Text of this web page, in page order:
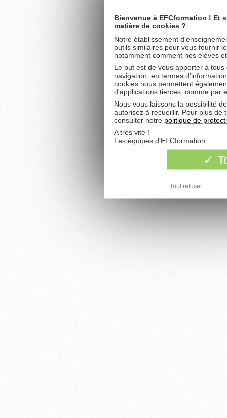
Bienvenue à EFCformation ! Et
matière de cookies ?
Notre établissement
outils similaires pour vous fournir
notamment comment nos élèves
Le but est de vous apporter à
navigation, en termes
cookies nous permettent
d'applications tierces, comme par
Nous vous laissons la possibilité
autorisez à recueillir. Pour plus de
consulter notre politique de
A très vite !
Les équipes d'EFCformation
Tout refuser